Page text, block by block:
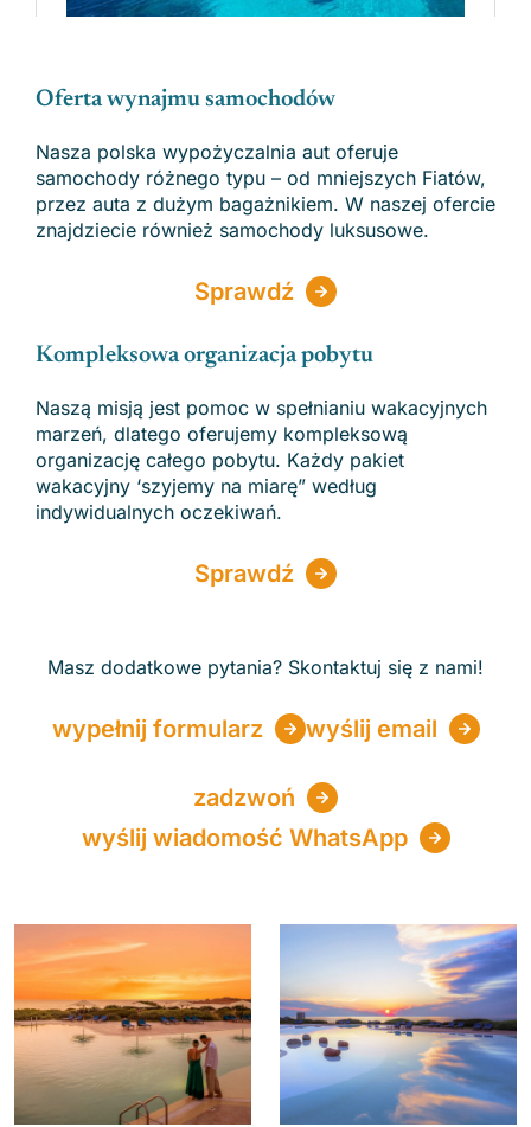
Oferta wynajmu samochodów
Nasza polska wypożyczalnia aut oferuje
samochody różnego typu – od mniejszych Fiatów,
przez auta z dużym bagażnikiem. W naszej ofercie
znajdziecie również samochody luksusowe.
Sprawdź
Kompleksowa organizacja pobytu
Naszą misją jest pomoc w spełnianiu wakacyjnych
marzeń, dlatego oferujemy kompleksową
organizację całego pobytu. Każdy pakiet
wakacyjny ‘szyjemy na miarę” według
indywidualnych oczekiwań.
Sprawdź
Masz dodatkowe pytania? Skontaktuj się z nami!
wypełnij formularz wyślij email
zadzwoń
wyślij wiadomość WhatsApp